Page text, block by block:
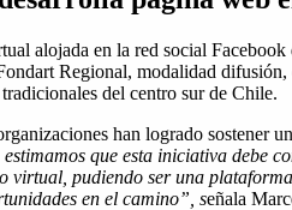
alojada en la red social
Regional, modalidad
del centro sur de Chile.
han logrado
que esta iniciativa debe
virtual, pudiendo ser una
en el camino”, señala